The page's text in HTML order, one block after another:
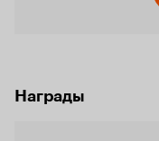
Награды